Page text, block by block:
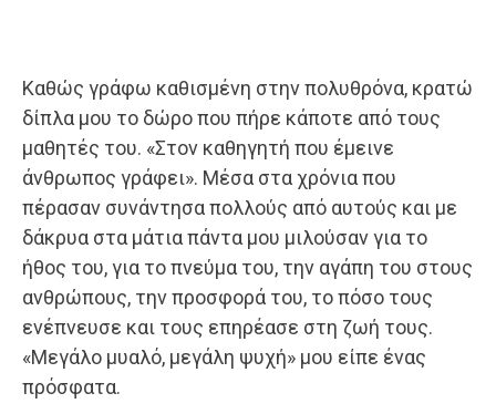
Καθώς γράφω καθισμένη στην πολυθρόνα, κρατώ
δίπλα μου το δώρο που πήρε κάποτε από τους
μαθητές του. «Στον καθηγητή που έμεινε
άνθρωπος γράφει». Μέσα στα χρόνια που
πέρασαν συνάντησα πολλούς από αυτούς και με
δάκρυα στα μάτια πάντα μου μιλούσαν για το
ήθος του, για το πνεύμα του, την αγάπη του στους
ανθρώπους, την προσφορά του, το πόσο τους
ενέπνευσε και τους επηρέασε στη ζωή τους.
«Μεγάλο μυαλό, μεγάλη ψυχή» μου είπε ένας
πρόσφατα.